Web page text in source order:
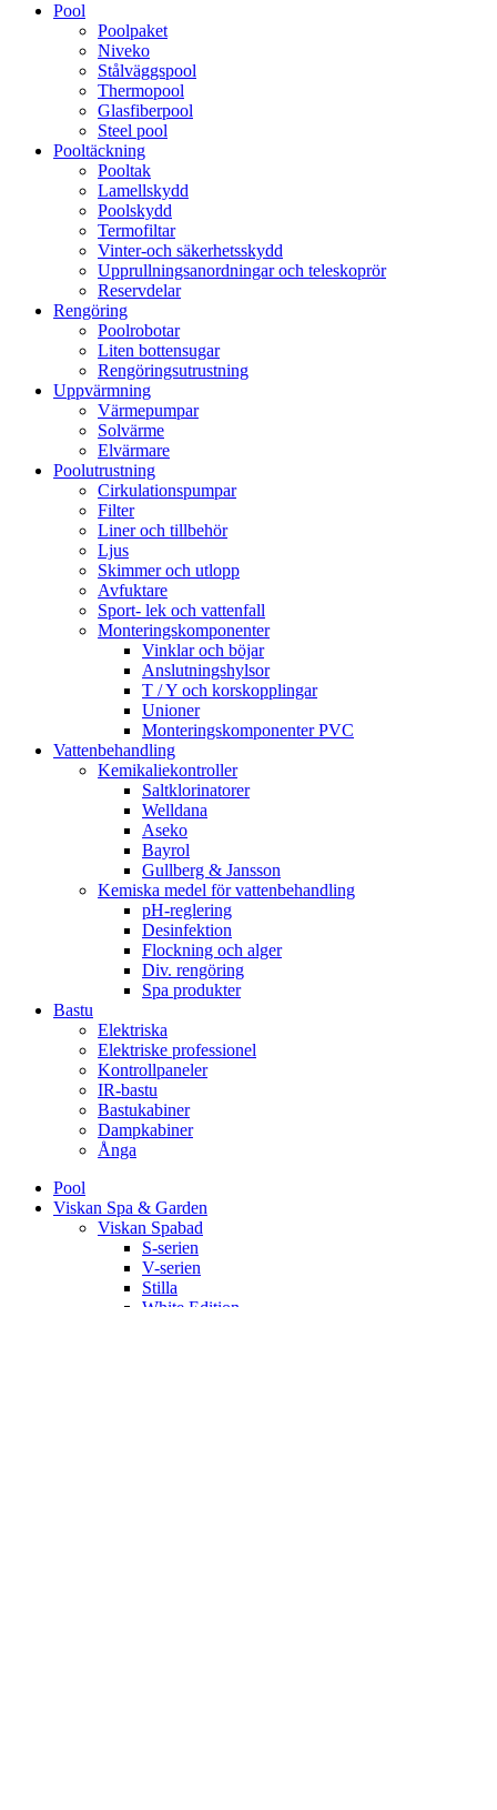
Pool
Poolpaket
Niveko
Stålväggspool
Thermopool
Glasfiberpool
Steel pool
Pooltäckning
Pooltak
Lamellskydd
Poolskydd
Termofiltar
Vinter-och säkerhetsskydd
Upprullningsanordningar och teleskoprör
Reservdelar
Rengöring
Poolrobotar
Liten bottensugar
Rengöringsutrustning
Uppvärmning
Värmepumpar
Solvärme
Elvärmare
Poolutrustning
Cirkulationspumpar
Filter
Liner och tillbehör
Ljus
Skimmer och utlopp
Avfuktare
Sport- lek och vattenfall
Monteringskomponenter
Vinklar och böjar
Anslutningshylsor
T / Y och korskopplingar
Unioner
Monteringskomponenter PVC
Vattenbehandling
Kemikaliekontroller
Saltklorinatorer
Welldana
Aseko
Bayrol
Gullberg & Jansson
Kemiska medel för vattenbehandling
pH-reglering
Desinfektion
Flockning och alger
Div. rengöring
Spa produkter
Bastu
Elektriska
Elektriske professionel
Kontrollpaneler
IR-bastu
Bastukabiner
Dampkabiner
Ånga
Pool
Viskan Spa & Garden
Viskan Spabad
S-serien
V-serien
Stilla
White Edition